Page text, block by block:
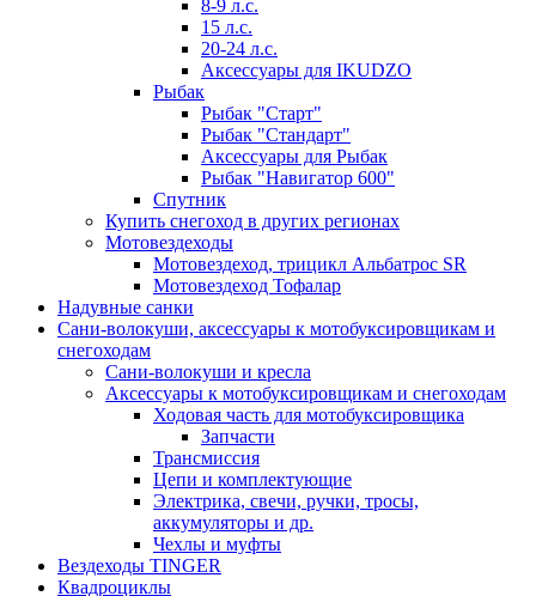
8-9 л.с.
15 л.с.
20-24 л.с.
Аксессуары для IKUDZO
Рыбак
Рыбак "Старт"
Рыбак "Стандарт"
Аксессуары для Рыбак
Рыбак "Навигатор 600"
Спутник
Купить снегоход в других регионах
Мотовездеходы
Мотовездеход, трицикл Альбатрос SR
Мотовездеход Тофалар
Надувные санки
Сани-волокуши, аксессуары к мотобуксировщикам и
снегоходам
Сани-волокуши и кресла
Аксессуары к мотобуксировщикам и снегоходам
Ходовая часть для мотобуксировщика
Запчасти
Трансмиссия
Цепи и комплектующие
Электрика, свечи, ручки, тросы,
аккумуляторы и др.
Чехлы и муфты
Вездеходы TINGER
Квадроциклы